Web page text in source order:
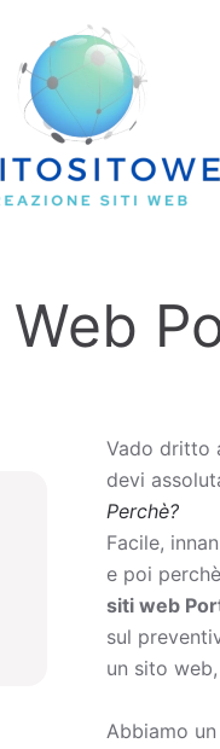
Vado dritto
devi
Perchè?
Facile,
e poi
siti web
sul
un sito
Abbiamo